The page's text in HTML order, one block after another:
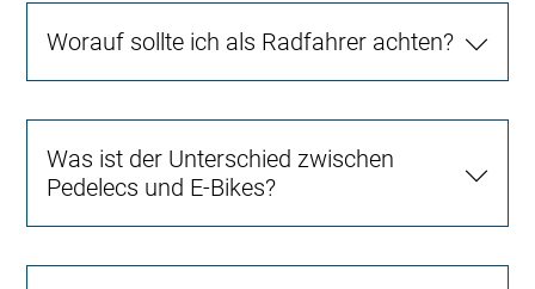
Worauf sollte ich als Radfahrer achten?
Was ist der Unterschied zwischen
Pedelecs und E-Bikes?